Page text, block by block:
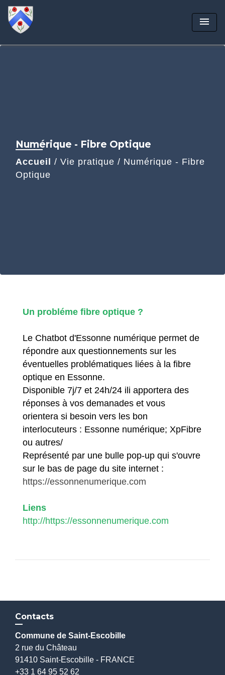
menu
Numérique - Fibre Optique
Accueil / Vie pratique / Numérique - Fibre
Optique
Un probléme fibre optique ?
Le Chatbot d'Essonne numérique permet de
répondre aux questionnements sur les
éventuelles problématiques liées à la fibre
optique en Essonne.
Disponible 7j/7 et 24h/24 ili apportera des
réponses à vos demanades et vous
orientera si besoin vers les bon
interlocuteurs : Essonne numérique; XpFibre
ou autres/
Représenté par une bulle pop-up qui s'ouvre
sur le bas de page du site internet :
https://essonnenumerique.com
Liens
http://https://essonnenumerique.com
Contacts
Commune de Saint-Escobille
2 rue du Château
91410 Saint-Escobille - FRANCE
+33 1 64 95 52 62